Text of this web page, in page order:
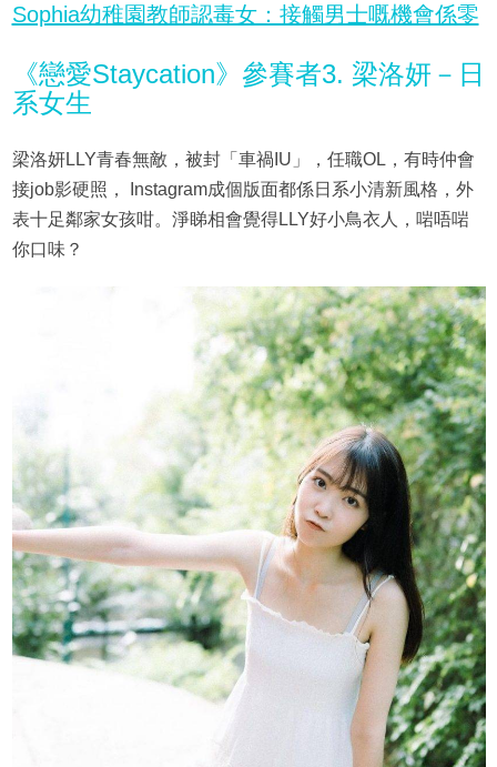
Sophia幼稚園教師認毒女：接觸男士嘅機會係零
《戀愛Staycation》參賽者3. 梁洛妍－日
系女生
梁洛妍LLY青春無敵，被封「車禍IU」，任職OL，有時仲會
接job影硬照， Instagram成個版面都係日系小清新風格，外
表十足鄰家女孩咁。淨睇相會覺得LLY好小鳥衣人，啱唔啱
你口味？